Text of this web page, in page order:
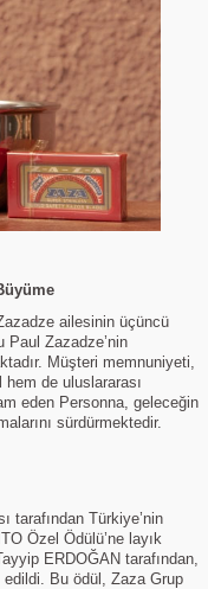
ailesinin üçüncü
Paul Zazadze’nin
Müşteri memnuniyeti,
de uluslararası
eden Personna, geleceğin
sürdürmektedir.
tarafından Türkiye’nin
Özel Ödülü’ne layık
ERDOĞAN tarafından,
Bu ödül, Zaza Grup